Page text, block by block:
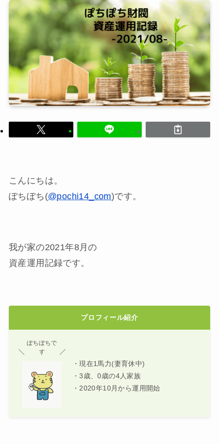
こんにちは。
ぽちぽち(@pochi14_com)です。
我が家の2021年8月の
資産運用記録です。
プロフィール紹介
・現在1馬力(妻育休中)
・3歳、0歳の4人家族
・2020年10月から運用開始
ぽちぽちで
す